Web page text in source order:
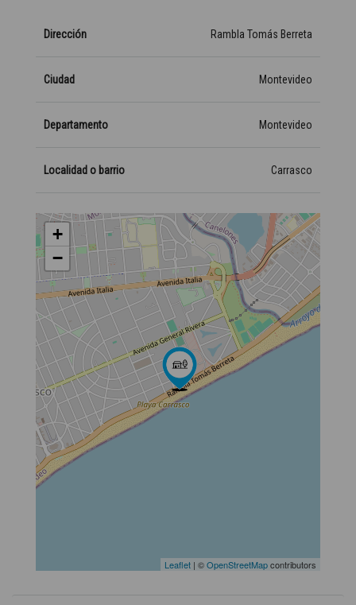
Dirección Rambla Tomás Berreta
Ciudad Montevideo
Departamento Montevideo
Localidad o barrio Carrasco
+
−
Leaflet | ©OpenStreetMapcontributors